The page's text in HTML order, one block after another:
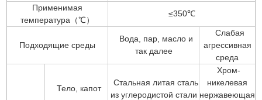
Применимая
температура（℃）
≤350℃
Подходящие среды
Вода, пар, масло и
так далее
Слабая
агрессивная
среда
Тело, капот
Стальная литая сталь
из углеродистой стали
Хром-
никелевая
нержавеющая